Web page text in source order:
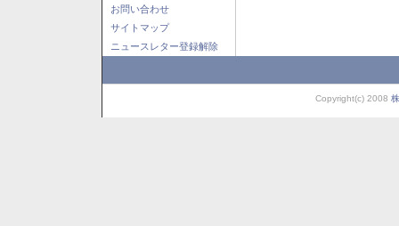
お問い合わせ
サイトマップ
ニュースレター登録解除
Copyright(c) 2008